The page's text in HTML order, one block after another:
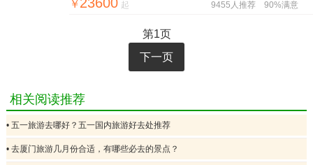
￥ 起 9455人推荐 90%满意
第1页
下一页
相关阅读推荐
• 五一旅游去哪好？五一国内旅游好去处推荐
• 去厦门旅游几月份合适，有哪些必去的景点？